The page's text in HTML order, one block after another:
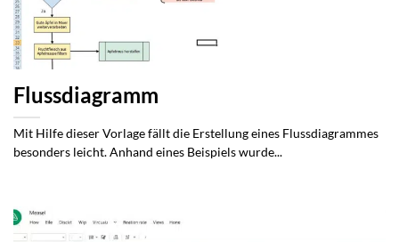
Flussdiagramm
Mit Hilfe dieser Vorlage fällt die Erstellung eines Flussdiagrammes
besonders leicht. Anhand eines Beispiels wurde...